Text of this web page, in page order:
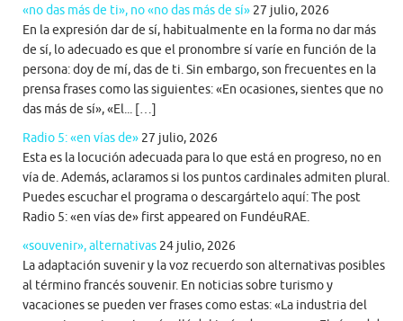
«no das más de ti», no «no das más de sí» 27 julio, 2026
En la expresión dar de sí, habitualmente en la forma no dar más
de sí, lo adecuado es que el pronombre sí varíe en función de la
persona: doy de mí, das de ti. Sin embargo, son frecuentes en la
prensa frases como las siguientes: «En ocasiones, sientes que no
das más de sí», «El... […]
Radio 5: «en vías de» 27 julio, 2026
Esta es la locución adecuada para lo que está en progreso, no en
vía de. Además, aclaramos si los puntos cardinales admiten plural.
Puedes escuchar el programa o descargártelo aquí: The post
Radio 5: «en vías de» first appeared on FundéuRAE.
«souvenir», alternativas 24 julio, 2026
La adaptación suvenir y la voz recuerdo son alternativas posibles
al término francés souvenir. En noticias sobre turismo y
vacaciones se pueden ver frases como estas: «La industria del